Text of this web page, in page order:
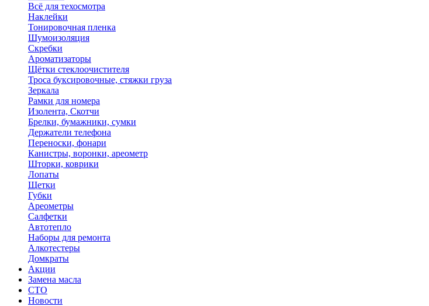
Всё для техосмотра
Наклейки
Тонировочная пленка
Шумоизоляция
Скребки
Ароматизаторы
Щётки стеклоочистителя
Троса буксировочные, стяжки груза
Зеркала
Рамки для номера
Изолента, Скотчи
Брелки, бумажники, сумки
Держатели телефона
Переноски, фонари
Канистры, воронки, ареометр
Шторки, коврики
Лопаты
Щетки
Губки
Ареометры
Салфетки
Автотепло
Наборы для ремонта
Алкотестеры
Домкраты
Акции
Замена масла
СТО
Новости